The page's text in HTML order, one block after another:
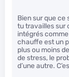
Bien sur que ce
tu travailles sur
intégrés
chauffe est un
plus ou moins
de stress, le
d’une autre.